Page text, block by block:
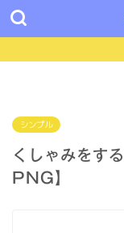
シンプル
くしゃみをす
PNG】